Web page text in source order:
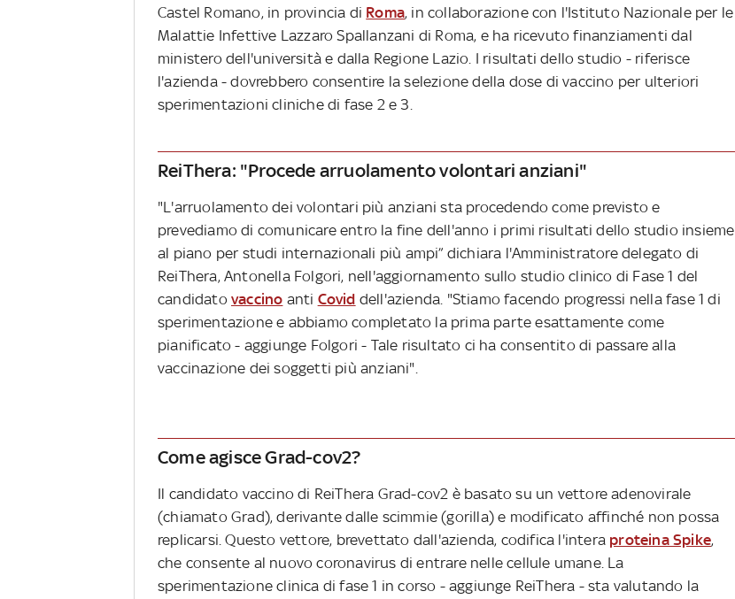
Castel Romano, in provincia di Roma, in collaborazione con l'Istituto Nazionale per le
Malattie Infettive Lazzaro Spallanzani di Roma, e ha ricevuto finanziamenti dal
ministero dell'università e dalla Regione Lazio. I risultati dello studio - riferisce
l'azienda - dovrebbero consentire la selezione della dose di vaccino per ulteriori
sperimentazioni cliniche di fase 2 e 3.
ReiThera: "Procede arruolamento volontari anziani"
"L'arruolamento dei volontari più anziani sta procedendo come previsto e
prevediamo di comunicare entro la fine dell'anno i primi risultati dello studio insieme
al piano per studi internazionali più ampi” dichiara l'Amministratore delegato di
ReiThera, Antonella Folgori, nell'aggiornamento sullo studio clinico di Fase 1 del
candidato vaccino anti Covid dell'azienda. "Stiamo facendo progressi nella fase 1 di
sperimentazione e abbiamo completato la prima parte esattamente come
pianificato - aggiunge Folgori - Tale risultato ci ha consentito di passare alla
vaccinazione dei soggetti più anziani".
Come agisce Grad-cov2?
Il candidato vaccino di ReiThera Grad-cov2 è basato su un vettore adenovirale
(chiamato Grad), derivante dalle scimmie (gorilla) e modificato affinché non possa
replicarsi. Questo vettore, brevettato dall'azienda, codifica l'intera proteina Spike,
che consente al nuovo coronavirus di entrare nelle cellule umane. La
sperimentazione clinica di fase 1 in corso - aggiunge ReiThera - sta valutando la